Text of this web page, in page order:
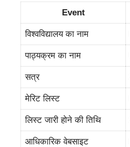
Event
विश्वविद्यालय का नाम
पाठ्यक्रम का नाम
सत्र
मेरिट लिस्ट
लिस्ट जारी होने की तिथि
आधिकारिक वेबसाइट